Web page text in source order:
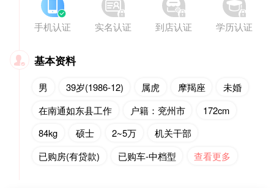


手机认证


实名认证


到店认证


学历认证
 基本资料
男 39岁(1986-12) 属虎 摩羯座
未婚
在南通如东县工作
户籍：兖州市
172cm
84kg
硕士 2~5万
机关干部
已购房(有贷款)
已购车-中档型 查看更多